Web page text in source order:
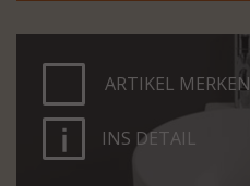
ARTIKEL MERKEN
INS DETAIL